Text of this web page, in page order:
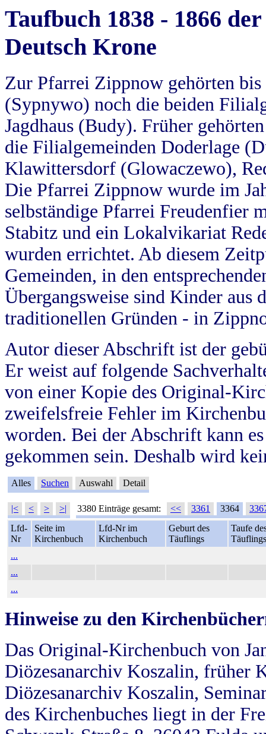
Taufbuch 1838 - 1866
Deutsch Krone
Zur Pfarrei Zippnow gehörten
(Sypnywo) noch die beiden
Jagdhaus (Budy). Früher
die Filialgemeinden Doderlage
Klawittersdorf (Glowaczewo),
Die Pfarrei Zippnow wurde im
selbständige Pfarrei Freudenfier
Stabitz und ein Lokalvikariat
wurden errichtet. Ab diesem
Gemeinden, in den
Übergangsweise sind Kinder aus
traditionellen Gründen - in
Autor dieser Abschrift ist der
Er weist auf folgende
von einer Kopie des Original-
zweifelsfreie Fehler im
worden. Bei der Abschrift kann
gekommen sein. Deshalb wird
Alles Suchen Auswahl Detail
|< < > >| 3380 Einträge gesamt: << 3361 3364
Lfd-
Nr
Seite im
Kirchenbuch
Lfd-Nr im
Kirchenbuch
Geburt des
Täuflings
Taufe
Täuflings
...
...
...
Hinweise zu den
Das Original-Kirchenbuch von
Diözesanarchiv Koszalin, früher
Diözesanarchiv Koszalin,
des Kirchenbuches liegt in der